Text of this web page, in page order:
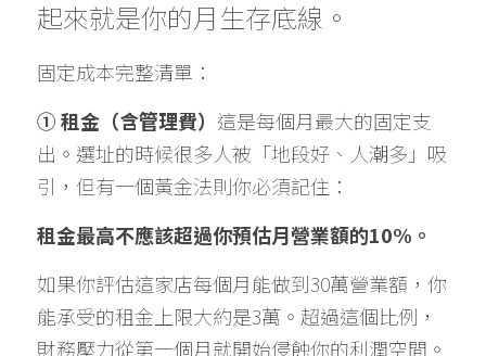
起來就是你的月生存底線。
固定成本完整清單：
① 租金（含管理費） 這是每個月最大的固定支
出。選址的時候很多人被「地段好、人潮多」吸
引，但有一個黃金法則你必須記住：
租金最高不應該超過你預估月營業額的10%。
如果你評估這家店每個月能做到30萬營業額，你
能承受的租金上限大約是3萬。超過這個比例，
財務壓力從第一個月就開始侵蝕你的利潤空間。